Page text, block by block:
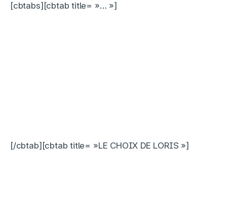
[cbtabs][cbtab title= »… »]
[/cbtab][cbtab title= »LE CHOIX DE LORIS »]